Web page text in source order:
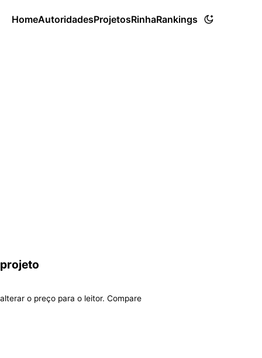
HomeAutoridadesProjetosRinhaRankings
o preço para o leitor. Compare